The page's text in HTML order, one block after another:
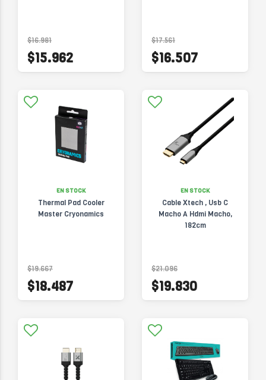
$16.981
$15.962
$17.561
$16.507
EN STOCK
Thermal Pad Cooler
Master Cryonamics
$19.667
$18.487
EN STOCK
Cable Xtech , Usb C
Macho A Hdmi Macho,
182cm
$21.096
$19.830